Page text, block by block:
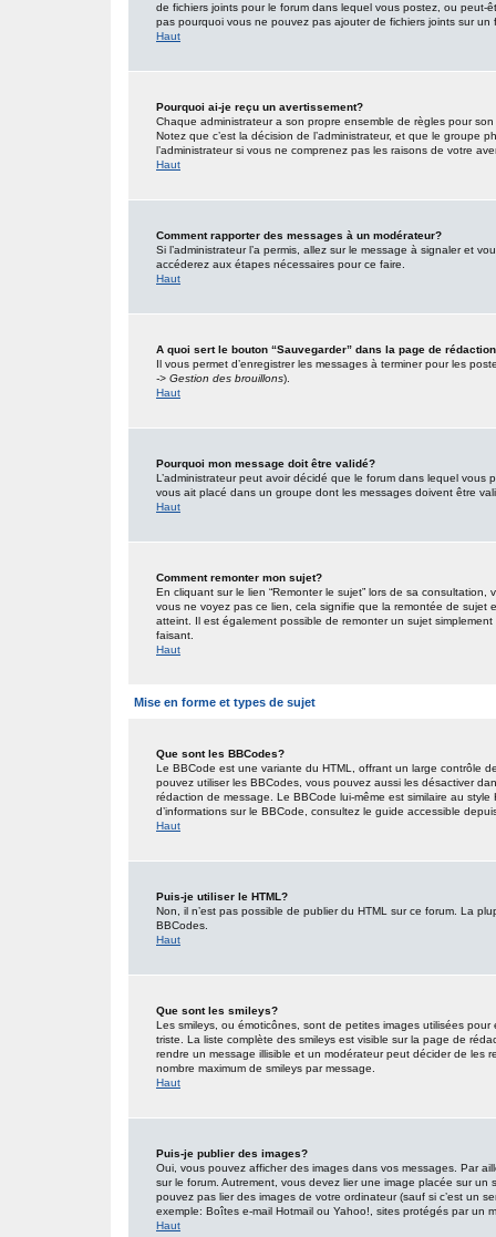
de fichiers joints pour le forum dans lequel vous postez, ou peut-
pas pourquoi vous ne pouvez pas ajouter de fichiers joints sur un
Haut
Pourquoi ai-je reçu un avertissement?
Chaque administrateur a son propre ensemble de règles pour
Notez que c’est la décision de l’administrateur, et que le groupe
l’administrateur si vous ne comprenez pas les raisons de votre
Haut
Comment rapporter des messages à un modérateur?
Si l’administrateur l’a permis, allez sur le message à signaler et
accéderez aux étapes nécessaires pour ce faire.
Haut
A quoi sert le bouton “Sauvegarder” dans la page de
Il vous permet d’enregistrer les messages à terminer pour les
-> Gestion des brouillons).
Haut
Pourquoi mon message doit être validé?
L’administrateur peut avoir décidé que le forum dans lequel
vous ait placé dans un groupe dont les messages doivent être
Haut
Comment remonter mon sujet?
En cliquant sur le lien “Remonter le sujet” lors de sa consultation,
vous ne voyez pas ce lien, cela signifie que la remontée de sujet
atteint. Il est également possible de remonter un sujet
faisant.
Haut
Mise en forme et types de sujet
Que sont les BBCodes?
Le BBCode est une variante du HTML, offrant un large contrôle
pouvez utiliser les BBCodes, vous pouvez aussi les désactiver
rédaction de message. Le BBCode lui-même est similaire au
d’informations sur le BBCode, consultez le guide accessible
Haut
Puis-je utiliser le HTML?
Non, il n’est pas possible de publier du HTML sur ce forum. La
BBCodes.
Haut
Que sont les smileys?
Les smileys, ou émoticônes, sont de petites images utilisées
triste. La liste complète des smileys est visible sur la page de
rendre un message illisible et un modérateur peut décider de les
nombre maximum de smileys par message.
Haut
Puis-je publier des images?
Oui, vous pouvez afficher des images dans vos messages. Par
sur le forum. Autrement, vous devez lier une image placée sur
pouvez pas lier des images de votre ordinateur (sauf si c’est un
exemple: Boîtes e-mail Hotmail ou Yahoo!, sites protégés par un
Haut